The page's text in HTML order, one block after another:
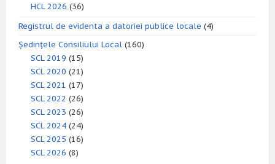
HCL 2026 (36)
Registrul de evidenta a datoriei publice locale (4)
Ședințele Consiliului Local (160)
SCL 2019 (15)
SCL 2020 (21)
SCL 2021 (17)
SCL 2022 (26)
SCL 2023 (26)
SCL 2024 (24)
SCL 2025 (16)
SCL 2026 (8)